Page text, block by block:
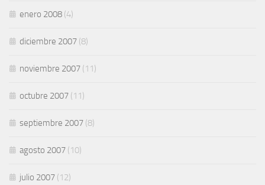
enero 2008 (4)
diciembre 2007 (8)
noviembre 2007 (11)
octubre 2007 (11)
septiembre 2007 (8)
agosto 2007 (10)
julio 2007 (12)